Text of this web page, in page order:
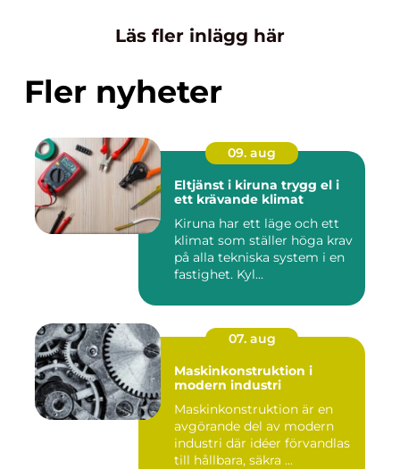
Läs fler inlägg här
Fler nyheter
09. aug
Eltjänst i kiruna trygg el i
ett krävande klimat
Kiruna har ett läge och ett
klimat som ställer höga krav
på alla tekniska system i en
fastighet. Kyl...
07. aug
Maskinkonstruktion i
modern industri
Maskinkonstruktion är en
avgörande del av modern
industri där idéer förvandlas
till hållbara, säkra ...